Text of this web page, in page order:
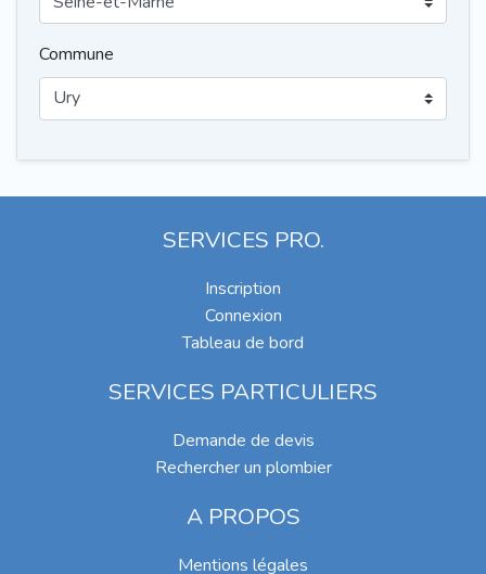
Commune
SERVICES PRO.
Inscription
Connexion
Tableau de bord
SERVICES PARTICULIERS
Demande de devis
Rechercher un plombier
A PROPOS
Mentions légales